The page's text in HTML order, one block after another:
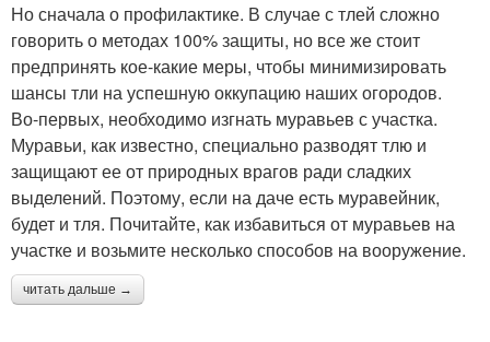
Но сначала о профилактике. В случае с тлей сложно
говорить о методах 100% защиты, но все же стоит
предпринять кое-какие меры, чтобы минимизировать
шансы тли на успешную оккупацию наших огородов.
Во-первых, необходимо изгнать муравьев с участка.
Муравьи, как известно, специально разводят тлю и
защищают ее от природных врагов ради сладких
выделений. Поэтому, если на даче есть муравейник,
будет и тля. Почитайте, как избавиться от муравьев на
участке и возьмите несколько способов на вооружение.
читать дальше →